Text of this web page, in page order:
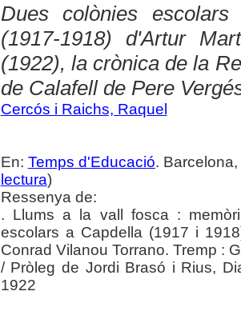
Dues colònies
(1917-1918) d'Artur
(1922), la crònica de la
de Calafell de Pere
Cercós i Raichs, Raquel
En: Temps d'Educació.
lectura)
Ressenya de:
. Llums a la vall fosca :
escolars a Capdella (1917 i
Conrad Vilanou Torrano. Tremp :
/ Pròleg de Jordi Brasó i Rius,
1922